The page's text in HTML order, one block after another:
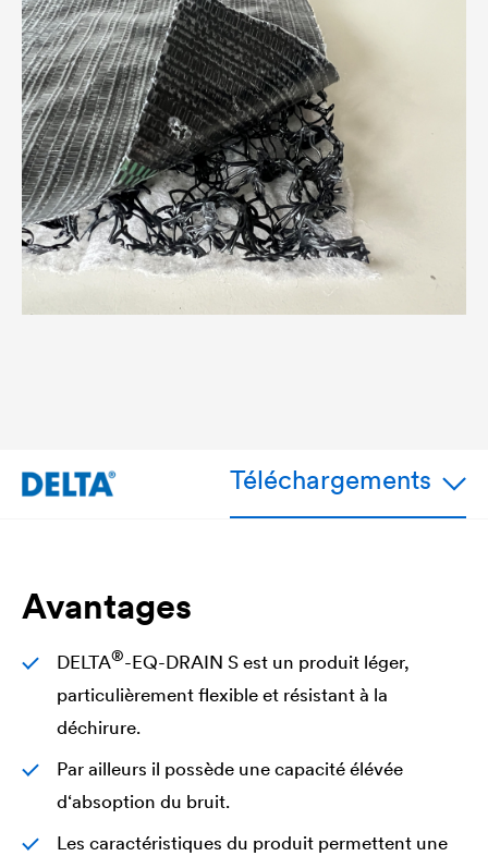
Téléchargements
Avantages
DELTA®-EQ-DRAIN S est un produit léger,
particulièrement flexible et résistant à la
déchirure.
Par ailleurs il possède une capacité élévée
d‘absoption du bruit.
Les caractéristiques du produit permettent une